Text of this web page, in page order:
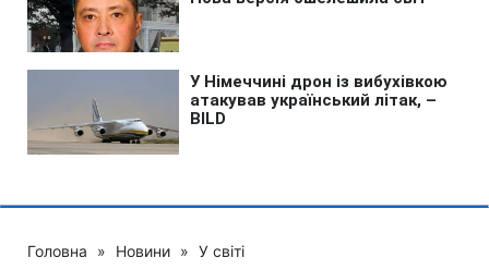
Головна » Новини » У світі